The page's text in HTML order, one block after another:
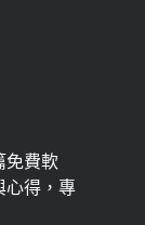
免費軟
心得，專